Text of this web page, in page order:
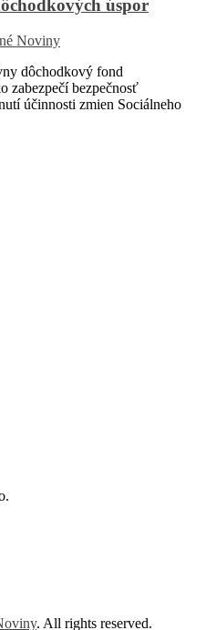
úspor
Noviny
dôchodkový fond
zabezpečí bezpečnosť
účinnosti zmien Sociálneho
. All rights reserved.